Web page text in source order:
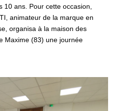
10 ans. Pour cette occasion,
animateur de la marque en
organisa à la maison des
Maxime (83) une journée